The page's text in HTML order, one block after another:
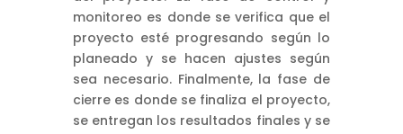
monitoreo es donde se verifica que el
proyecto esté progresando según lo
planeado y se hacen ajustes según
sea necesario. Finalmente, la fase de
cierre es donde se finaliza el proyecto,
se entregan los resultados finales y se